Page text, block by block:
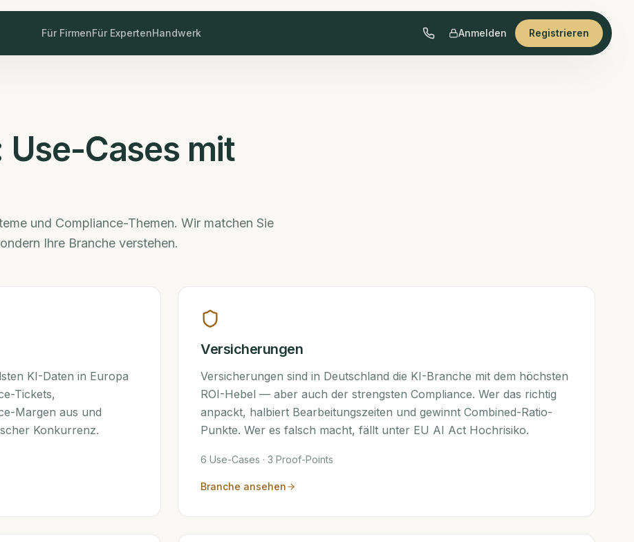
Für FirmenFür ExpertenHandwerk Anmelden Registrieren
Use-Cases mit
und Compliance-Themen. Wir matchen Sie
Ihre Branche verstehen.
KI-Daten in Europa
Tickets,
Margen aus und
Konkurrenz.
Versicherungen
Versicherungen sind in Deutschland die KI-Branche mit dem höchsten
ROI-Hebel — aber auch der strengsten Compliance. Wer das richtig
anpackt, halbiert Bearbeitungszeiten und gewinnt Combined-Ratio-
Punkte. Wer es falsch macht, fällt unter EU AI Act Hochrisiko.
6 Use-Cases · 3 Proof-Points
Branche ansehen